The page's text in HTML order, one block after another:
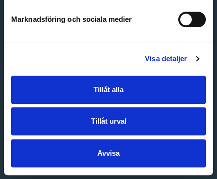
Marknadsföring och sociala medier
Visa detaljer
Tillåt alla
Tillåt urval
Avvisa